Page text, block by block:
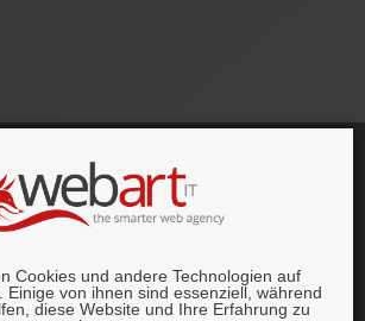
Cookies und andere Technologien auf
Einige von ihnen sind essenziell, während
diese Website und Ihre Erfahrung zu
proudly built with , lots of
CSS3.